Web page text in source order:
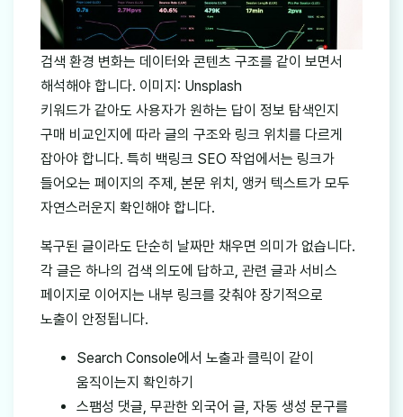
검색 환경 변화는 데이터와 콘텐츠 구조를 같이 보면서
해석해야 합니다. 이미지: Unsplash
키워드가 같아도 사용자가 원하는 답이 정보 탐색인지
구매 비교인지에 따라 글의 구조와 링크 위치를 다르게
잡아야 합니다. 특히 백링크 SEO 작업에서는 링크가
들어오는 페이지의 주제, 본문 위치, 앵커 텍스트가 모두
자연스러운지 확인해야 합니다.
복구된 글이라도 단순히 날짜만 채우면 의미가 없습니다.
각 글은 하나의 검색 의도에 답하고, 관련 글과 서비스
페이지로 이어지는 내부 링크를 갖춰야 장기적으로
노출이 안정됩니다.
Search Console에서 노출과 클릭이 같이
움직이는지 확인하기
스팸성 댓글, 무관한 외국어 글, 자동 생성 문구를